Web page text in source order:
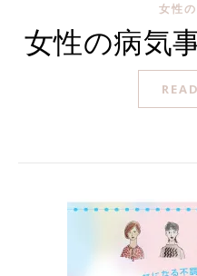
女性
女性の病気